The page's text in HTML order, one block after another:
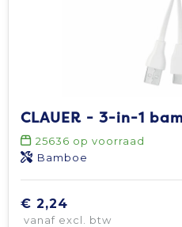
CLAUER - 3-in-1
25636 op voorraad
Bamboe
€ 2,24
vanaf excl. btw